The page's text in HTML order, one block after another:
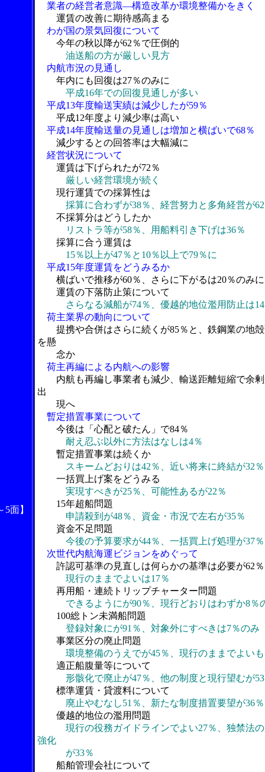
5面】
業者の経営者意識―構造改革か環境整備かをきく
運賃の改善に期待感高まる
わが国の景気回復について
今年の秋以降が62％で圧倒的
油送船の方が厳しい見方
内航市況の見通し
年内にも回復は27％のみに
平成16年での回復見通しが多い
平成13年度輸送実績は減少したが59％
平成12年度より減少率は高い
平成14年度輸送量の見通しは増加と横ばいで68％
減少するとの回答率は大幅減に
経営状況について
運賃は下げられたが72％
厳しい経営環境が続く
現行運賃での採算性は
採算に合わずが38％、経営努力と多角経営が
不採算分はどうしたか
リストラ等が58％、用船料引き下げは36％
採算に合う運賃は
15％以上が47％と10％以上で79％に
平成15年度運賃をどうみるか
横ばいで推移が60％、さらに下がるは20％のみに
運賃の下落防止策について
さらなる減船が74％、優越的地位濫用防止は
荷主業界の動向について
提携や合併はさらに続くが85％と、鉄鋼業の地
を懸
念か
荷主再編による内航への影響
内航も再編し事業者も減少、輸送距離短縮で余
出
現へ
暫定措置事業について
今後は「心配と破たん」で84％
耐え忍ぶ以外に方法はなしは4％
暫定措置事業は続くか
スキームどおりは42％、近い将来に終結が32％
一括買上げ案をどうみる
実現すべきが25％、可能性あるが22％
15年超船問題
申請殺到が48％、資金・市況で左右が35％
資金不足問題
今後の予算要求が44％、一括買上げ処理が37％
次世代内航海運ビジョンをめぐって
許認可基準の見直しは何らかの基準は必要が62％
現行のままでよいは17％
再用船・連続トリップチャーター問題
できるようにが90％、現行どおりはわずか8％
100総トン未満船問題
登録対象にが91％、対象外にすべきは7％のみ
事業区分の廃止問題
環境整備のうえでが45％、現行のままでよい
適正船腹量等について
形骸化で廃止が47％、他の制度と現行望むが
標準運賃・貸渡料について
廃止やむなし51％、新たな制度措置要望が36％
優越的地位の濫用問題
現行の役務ガイドラインでよい27％、独禁法
強化
が33％
船舶管理会社について